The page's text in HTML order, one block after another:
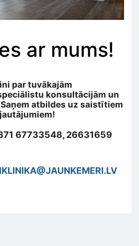
ar mums!
par tuvākajām
konsultācijām un
atbildes uz saistītiem
jautājumiem!
67733548, 26631659